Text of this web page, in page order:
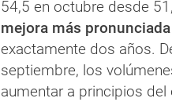
54,5 en octubre desde
mejora más pronunciada
exactamente dos años.
septiembre, los
aumentar a principios